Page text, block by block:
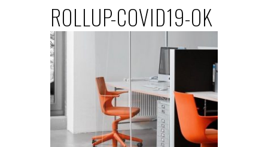
ROLLUP-COVID19-OK